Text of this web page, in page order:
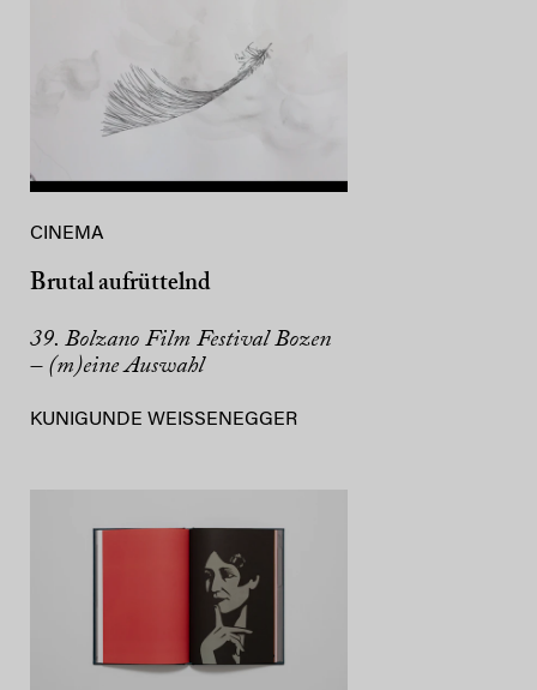
CINEMA
Brutal aufrüttelnd
39. Bolzano Film Festival Bozen
– (m)eine Auswahl
KUNIGUNDE WEISSENEGGER